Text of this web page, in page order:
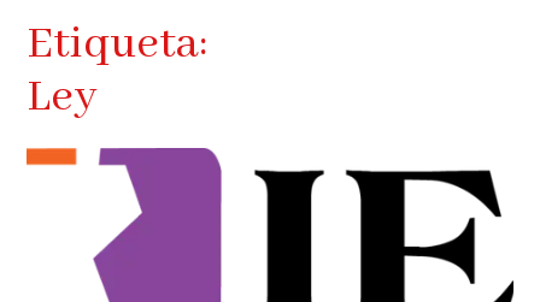
Etiqueta:
Ley